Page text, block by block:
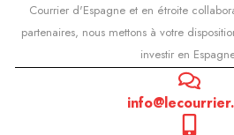
Courrier d'Espagne et en étroite
partenaires, nous mettons à votre
investir en